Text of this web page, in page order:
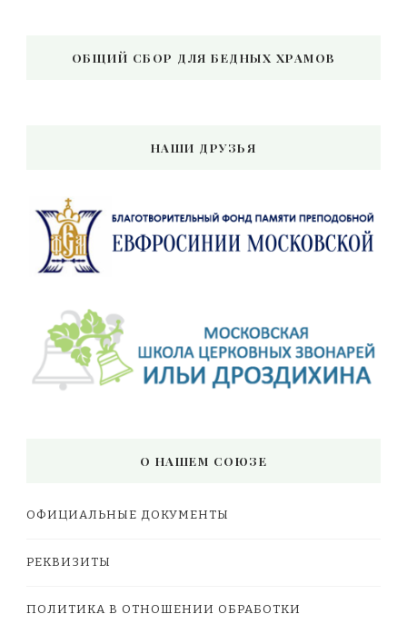
ОБЩИЙ СБОР ДЛЯ БЕДНЫХ ХРАМОВ
НАШИ ДРУЗЬЯ
О НАШЕМ СОЮЗЕ
ОФИЦИАЛЬНЫЕ ДОКУМЕНТЫ
РЕКВИЗИТЫ
ПОЛИТИКА В ОТНОШЕНИИ ОБРАБОТКИ